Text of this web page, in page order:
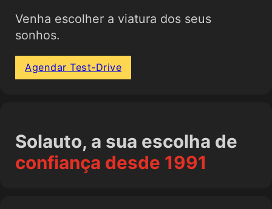
Venha escolher a viatura dos seus
sonhos.
Agendar Test-Drive
Solauto, a sua escolha de
confiança desde 1991